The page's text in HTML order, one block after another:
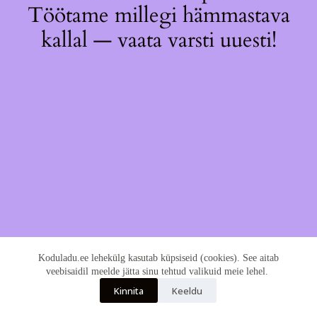
Koduladu.ee lehekülg kasutab küpsiseid (cookies). See aitab
veebisaidil meelde jätta sinu tehtud valikuid meie lehel.
Kinnita Keeldu
Töötame millegi hämmastava
kallal — vaata varsti uuesti!